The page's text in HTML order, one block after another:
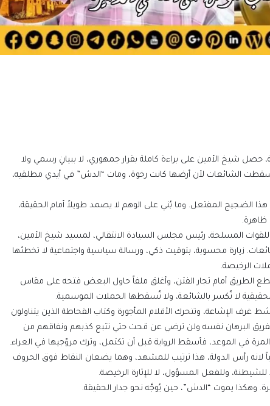
حصل شيخ الأمين على براءة كاملة بقرار جمهوري، لا ببيانٍ رسمي ولا
الشائعات لأن أرضها كانت رخوة، ومات “الدش” في أيدي مطلقيه،
الضجيج المفتعل. وما بُني على الوهم لا يصمد طويلاً أمام الحقيقة،
ظاهرة.
للقوات المسلحة، رئيس مجلس السيادة الانتقالي، لمسيد شيخ الأمين،
زيارة محسوبة، بتوقيت ذكي، ورسالة سياسية واجتماعية لا تخطئها
الرخيصة.
الطريق أمام تجار الفتن، وأغلق ملفاً حاول البعض فتحه على مقاس
الحقيقية لا تُكسر بالشائعة، ولا تُسقطها الحملات الموسمية.
الإشاعة، وتتحرك الأقلام المأجورة وكتاب القحاطة الذين يتناولون
البرهان نفسه ولن ترضي عن قحت حتي تتبع كذبهم ونفاقهم من
في الموعد، فأسقط الرواية قبل أن تكتمل، وترك مروّجيها في العراء.
لانه رأس الدولة، هذا ترتيب للمشهد، وهما يضعان النقاط فوق الحروف
للشيطنة، وللفعل المسؤول، لا للإثارة الرخيصة.
وهكذا يموت “الدش”، حين يُوجَّه نحو جدار الحقيقة.